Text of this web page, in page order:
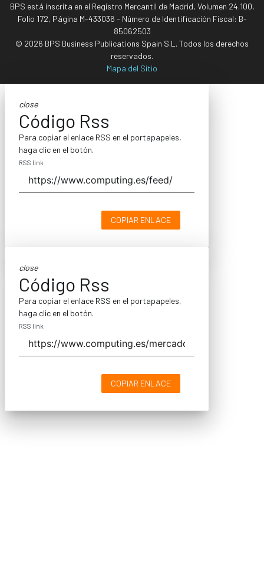
BPS está inscrita en el Registro Mercantil de Madrid, Volumen 24.100,
Folio 172, Página M-433036 - Número de Identificación Fiscal: B-
85062503
© 2026 BPS Business Publications Spain S.L. Todos los derechos
reservados.
Mapa del Sitio
close
Código Rss
Para copiar el enlace RSS en el portapapeles,
haga clic en el botón.
RSS link
COPIAR ENLACE
close
Código Rss
Para copiar el enlace RSS en el portapapeles,
haga clic en el botón.
RSS link
COPIAR ENLACE